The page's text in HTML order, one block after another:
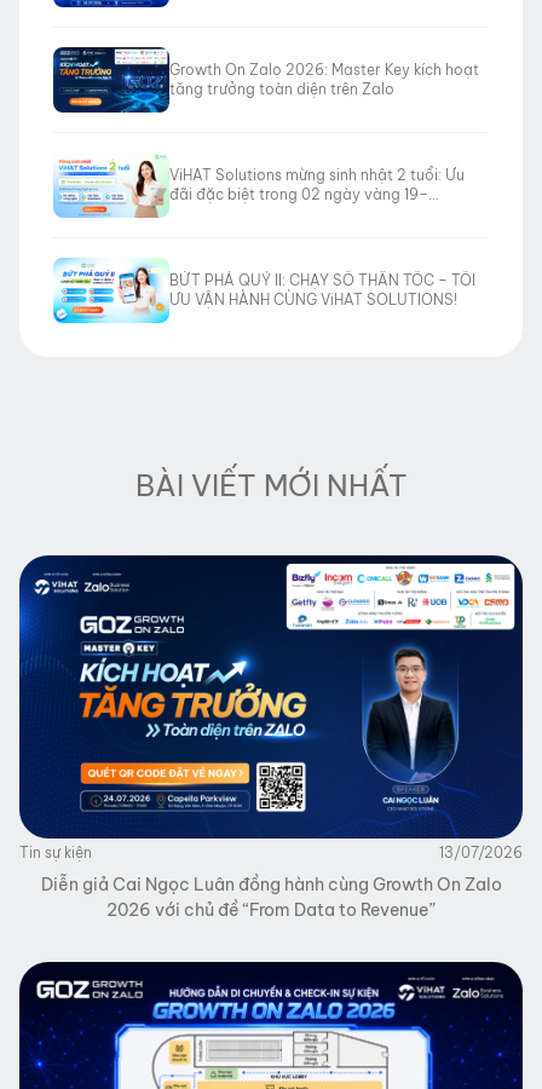
Growth On Zalo 2026: Master Key kích hoạt
tăng trưởng toàn diện trên Zalo
ViHAT Solutions mừng sinh nhật 2 tuổi: Ưu
đãi đặc biệt trong 02 ngày vàng 19–
BỨT PHÁ QUÝ II: CHẠY SỐ THẦN TỐC – TỐI
ƯU VẬN HÀNH CÙNG ViHAT SOLUTIONS!
BÀI VIẾT MỚI NHẤT
Tin sự kiện 13/07/2026
Diễn giả Cai Ngọc Luân đồng hành cùng Growth On Zalo
2026 với chủ đề “From Data to Revenue”